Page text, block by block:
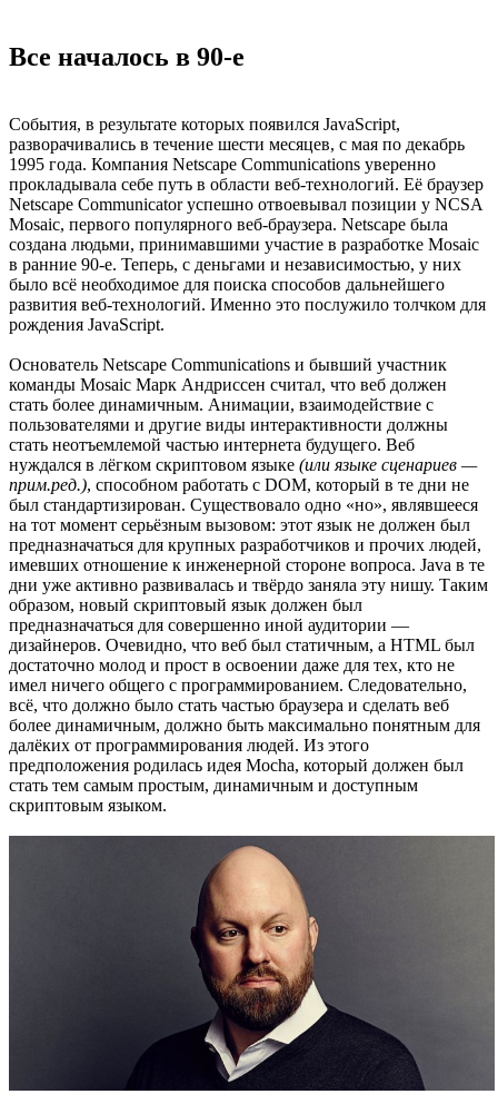
Все началось в 90-е
События, в результате которых появился JavaScript,
разворачивались в течение шести месяцев, с мая по декабрь
1995 года. Компания Netscape Communications уверенно
прокладывала себе путь в области веб-технологий. Её браузер
Netscape Communicator успешно отвоевывал позиции у NCSA
Mosaic, первого популярного веб-браузера. Netscape была
создана людьми, принимавшими участие в разработке Mosaic
в ранние 90-е. Теперь, с деньгами и независимостью, у них
было всё необходимое для поиска способов дальнейшего
развития веб-технологий. Именно это послужило толчком для
рождения JavaScript.
Основатель Netscape Communications и бывший участник
команды Mosaic Марк Андриссен считал, что веб должен
стать более динамичным. Анимации, взаимодействие с
пользователями и другие виды интерактивности должны
стать неотъемлемой частью интернета будущего. Веб
нуждался в лёгком скриптовом языке (или языке сценариев —
прим.ред.), способном работать с DOM, который в те дни не
был стандартизирован. Существовало одно «но», являвшееся
на тот момент серьёзным вызовом: этот язык не должен был
предназначаться для крупных разработчиков и прочих людей,
имевших отношение к инженерной стороне вопроса. Java в те
дни уже активно развивалась и твёрдо заняла эту нишу. Таким
образом, новый скриптовый язык должен был
предназначаться для совершенно иной аудитории —
дизайнеров. Очевидно, что веб был статичным, а HTML был
достаточно молод и прост в освоении даже для тех, кто не
имел ничего общего с программированием. Следовательно,
всё, что должно было стать частью браузера и сделать веб
более динамичным, должно быть максимально понятным для
далёких от программирования людей. Из этого
предположения родилась идея Mocha, который должен был
стать тем самым простым, динамичным и доступным
скриптовым языком.